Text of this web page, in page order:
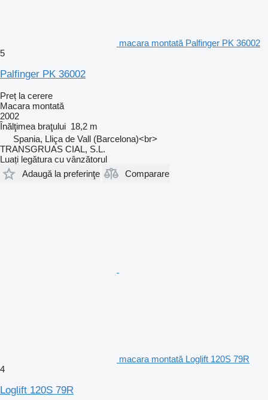
macara montată Palfinger PK 36002
5
Palfinger PK 36002
Preț la cerere
Macara montată
2002
Înălţimea braţului 18,2 m
Spania, Lliça de Vall (Barcelona)<br>
TRANSGRUAS CIAL, S.L.
Luați legătura cu vânzătorul
Adaugă la preferinţe
Comparare
macara montată Loglift 120S 79R
4
Loglift 120S 79R